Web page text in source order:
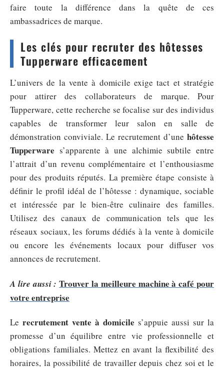
faire toute la différence dans la quête de ces
ambassadrices de marque.
Les clés pour recruter des hôtesses
Tupperware efficacement
L’univers de la vente à domicile exige tact et stratégie
pour attirer des collaborateurs de marque. Pour
Tupperware, cette recherche se focalise sur des individus
capables de transformer leur salon en salle de
démonstration conviviale. Le recrutement d’une hôtesse
Tupperware s’apparente à une alchimie subtile entre
l’attrait d’un revenu complémentaire et l’enthousiasme
pour des produits réputés. La première étape consiste à
définir le profil idéal de l’hôtesse : dynamique, sociable
et intéressée par le bien-être culinaire des familles.
Utilisez des canaux de communication tels que les
réseaux sociaux, les forums dédiés à la vente à domicile
ou encore les événements locaux pour diffuser vos
annonces de recrutement.
A lire aussi : Trouver la meilleure machine à café pour
votre entreprise
Le recrutement vente à domicile s’appuie aussi sur la
promesse d’un équilibre entre vie professionnelle et
obligations familiales. Mettez en avant la flexibilité des
horaires, la possibilité de travailler depuis chez soi et le